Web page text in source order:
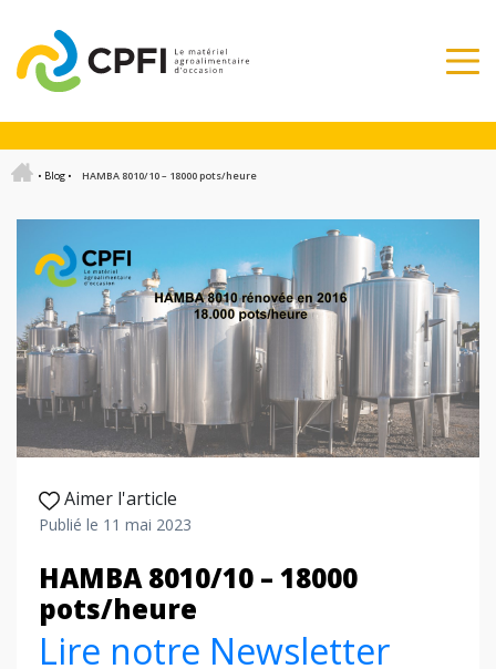
• Blog • HAMBA 8010/10 – 18000 pots/heure
Aimer l'article
Publié le 11 mai 2023
HAMBA 8010/10 – 18000
pots/heure
Lire notre Newsletter